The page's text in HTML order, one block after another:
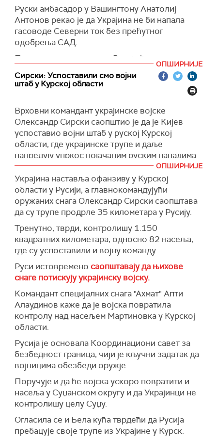
планирана уз учешће НАТО-а и западних
специјалних служби", рекао је Патрушев.
(Reuters)
Руски амбасадор у Вашингтону Анатолиј
Антонов рекао је да Украјина не би напала
гасоводе Северни ток без прећутног
одобрења СAД.
Према његовим речима, Русија ће
идентификовати и казнити оне који стоје иза
напада.
"САД настоје да сву одговорност пребаце на
своје украјинске марионете", рекао је
Антонов.
(Reuters)
ОПШИРНИЈЕ
Сирски: Успоставили смо војни
штаб у Курској области
Врховни командант украјинске војске
Олександр Сирски саопштио је да је Кијев
успоставио војни штаб у руској Курској
области, где украјинске трупе и даље
напредују упркос појачаним руским нападима
на исток Украјине.
"Идемо напред у Курској области. Створена је
војна команда која мора да обезбеди ред и све
потребе локалног становништва", навео је
Сирски у писаној изјави на свомТелеграм
каналу.
Ддодао је да ће штабом руководити генерал-
мајор Едуард Москаљов.
(Танјуг)
ОПШИРНИЈЕ
Украјина наставља офанзиву у Курској
области у Русији, а главнокомандујући
оружаних снага Олександр Сирски саопштава
да су трупе продрле 35 километара у Русију.
Тренутно, тврди, контролишу 1.150
квадратних километара, односно 82 насеља,
где су успоставили и војну команду.
Руси истовремено саопштавају да њихове
снаге потискују украјинску војску.
Командант специјалних снага "Ахмат" Апти
Алаудинов каже да је војска повратила
контролу над насељем Мартиновка у Курској
области.
Русија је основала Координациони савет за
безбедност граница, чији је кључни задатак да
војницима обезбеди оружје.
Поручује и да ће војска ускоро повратити и
насеља у Суџанском округу и да Украјинци не
контролишу целу Суџу.
Огласила се и Бела кућа тврдећи да Русија
пребацује своје трупе из Украјине у Курск.